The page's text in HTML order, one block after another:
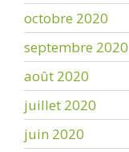
octobre 2020
septembre 2020
août 2020
juillet 2020
juin 2020